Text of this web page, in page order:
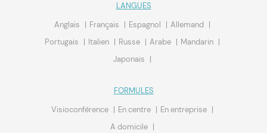
LANGUES
Anglais
Français Espagnol
Allemand
Portugais
Italien Russe Arabe
Mandarin
Japonais
FORMULES
Visioconférence
En centre
En entreprise
A domicile